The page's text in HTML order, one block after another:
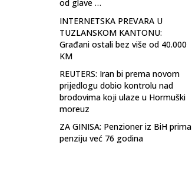
od glave …
INTERNETSKA PREVARA U
TUZLANSKOM KANTONU:
Građani ostali bez više od 40.000
KM
REUTERS: Iran bi prema novom
prijedlogu dobio kontrolu nad
brodovima koji ulaze u Hormuški
moreuz
ZA GINISA: Penzioner iz BiH prima
penziju već 76 godina